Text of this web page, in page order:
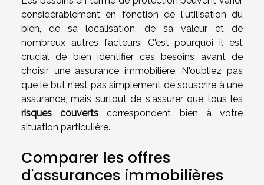
considérablement en fonction de l'utilisation du
bien, de sa localisation, de sa valeur et de
nombreux autres facteurs. C'est pourquoi il est
crucial de bien identifier ces besoins avant de
choisir une assurance immobilière. N'oubliez pas
que le but n'est pas simplement de souscrire à une
assurance, mais surtout de s'assurer que tous les
risques couverts correspondent bien à votre
situation particulière.
Comparer les offres
d'assurances immobilières